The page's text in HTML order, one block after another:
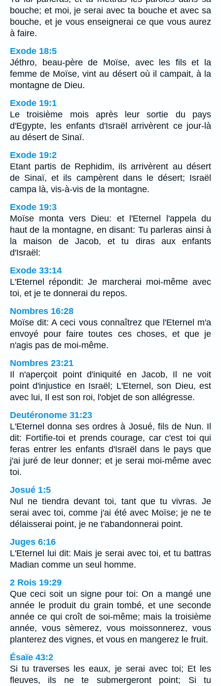
bouche; et moi, je serai avec ta bouche et avec sa
bouche, et je vous enseignerai ce que vous aurez
à faire.
Exode 18:5
Jéthro, beau-père de Moïse, avec les fils et la
femme de Moïse, vint au désert où il campait, à la
montagne de Dieu.
Exode 19:1
Le troisième mois après leur sortie du pays
d'Egypte, les enfants d'Israël arrivèrent ce jour-là
au désert de Sinaï.
Exode 19:2
Etant partis de Rephidim, ils arrivèrent au désert
de Sinaï, et ils campèrent dans le désert; Israël
campa là, vis-à-vis de la montagne.
Exode 19:3
Moïse monta vers Dieu: et l'Eternel l'appela du
haut de la montagne, en disant: Tu parleras ainsi à
la maison de Jacob, et tu diras aux enfants
d'Israël:
Exode 33:14
L'Eternel répondit: Je marcherai moi-même avec
toi, et je te donnerai du repos.
Nombres 16:28
Moïse dit: A ceci vous connaîtrez que l'Eternel m'a
envoyé pour faire toutes ces choses, et que je
n'agis pas de moi-même.
Nombres 23:21
Il n'aperçoit point d'iniquité en Jacob, Il ne voit
point d'injustice en Israël; L'Eternel, son Dieu, est
avec lui, Il est son roi, l'objet de son allégresse.
Deutéronome 31:23
L'Eternel donna ses ordres à Josué, fils de Nun. Il
dit: Fortifie-toi et prends courage, car c'est toi qui
feras entrer les enfants d'Israël dans le pays que
j'ai juré de leur donner; et je serai moi-même avec
toi.
Josué 1:5
Nul ne tiendra devant toi, tant que tu vivras. Je
serai avec toi, comme j'ai été avec Moïse; je ne te
délaisserai point, je ne t'abandonnerai point.
Juges 6:16
L'Eternel lui dit: Mais je serai avec toi, et tu battras
Madian comme un seul homme.
2 Rois 19:29
Que ceci soit un signe pour toi: On a mangé une
année le produit du grain tombé, et une seconde
année ce qui croît de soi-même; mais la troisième
année, vous sèmerez, vous moissonnerez, vous
planterez des vignes, et vous en mangerez le fruit.
Ésaïe 43:2
Si tu traverses les eaux, je serai avec toi; Et les
fleuves, ils ne te submergeront point; Si tu